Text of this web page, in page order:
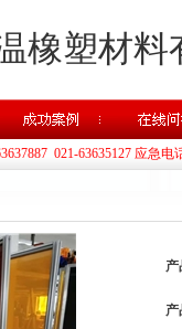
橡塑材料
021-63635127 应急电
产
产